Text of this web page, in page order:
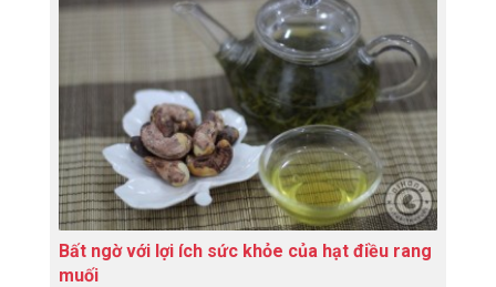
thiếu hụt magiê với một loạt các tình trạng sức
khỏe, bao gồm bệnh Alzheimer, tiểu đường loại 2,
bệnh tim mạch và chứng đau nửa đầu.
Bất ngờ với lợi ích sức khỏe của hạt điều rang
muối